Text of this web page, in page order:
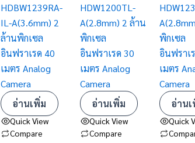
HDBW1239RA-
IL-A(3.6mm) 2
ล้านพิกเซล
อินฟราเรด 40
เมตร Analog
Camera
อ่านเพิ่ม
Quick View
Compare
HDW1200TL-
A(2.8mm) 2 ล้าน
พิกเซล
อินฟราเรด 30
เมตร Analog
Camera
อ่านเพิ่ม
Quick View
Compare
พิกเซล
อินฟราเ
เมตร
Camera
อ่าน
Quick